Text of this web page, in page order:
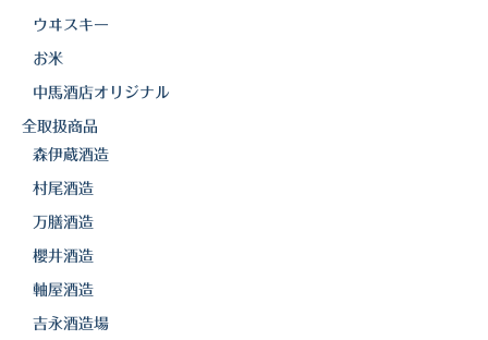
ウヰスキー
お米
中馬酒店オリジナル
全取扱商品
森伊蔵酒造
村尾酒造
万膳酒造
櫻井酒造
軸屋酒造
吉永酒造場